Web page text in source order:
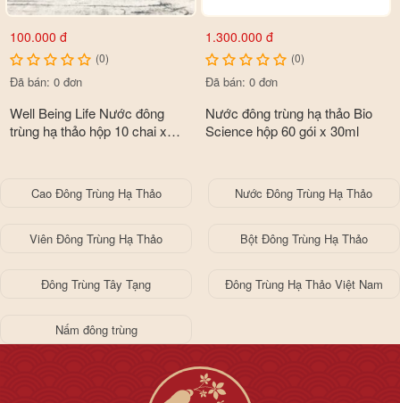
100.000 đ
(0)
Đã bán: 0 đơn
Well Being Life Nước đông
trùng hạ thảo hộp 10 chai x
1.300.000 đ
(0)
Đã bán: 0 đơn
Nước đông trùng hạ thảo Bio
Science hộp 60 gói x 30ml
Cao Đông Trùng Hạ Thảo Nước Đông Trùng Hạ Thảo
Viên Đông Trùng Hạ Thảo Bột Đông Trùng Hạ Thảo
Đông Trùng Tây Tạng Đông Trùng Hạ Thảo Việt Nam
Nấm đông trùng